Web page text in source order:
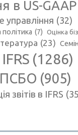
в US-GAAP
управління (32)
(7) Оцінка
(23)
(1286)
ПСБО (905)
звітів в IFRS